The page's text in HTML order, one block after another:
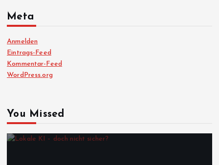
Meta
Anmelden
Eintrags-Feed
Kommentar-Feed
WordPress.org
You Missed